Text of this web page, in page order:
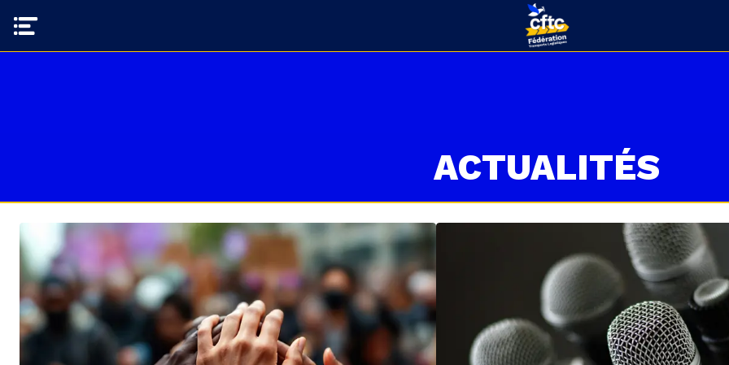
ACTUALITÉS